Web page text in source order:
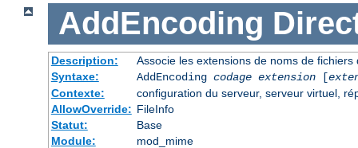
AddEncoding
Description:
Associe les extensions de noms de
Syntaxe:
AddEncoding codage extension[
Contexte:
configuration du serveur, serveur virtuel,
AllowOverride: FileInfo
Statut:
Base
Module:
mod_mime